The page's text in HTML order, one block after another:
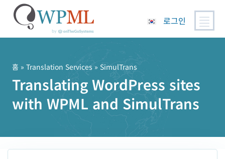
로그인
홈 » Translation Services » SimulTrans
Translating WordPress sites
with WPML and SimulTrans